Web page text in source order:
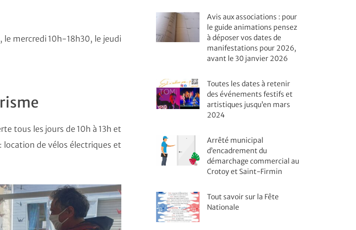
mercredi 10h-18h30, le jeudi
tous les jours de 10h à 13h et
location de vélos électriques et
Avis aux associations : pour
le guide animations pensez
à déposer vos dates de
manifestations pour 2026,
avant le 30 janvier 2026
Toutes les dates à retenir
des événements festifs et
artistiques jusqu’en mars
2024
Arrêté municipal
d’encadrement du
démarchage commercial au
Crotoy et Saint-Firmin
Tout savoir sur la Fête
Nationale